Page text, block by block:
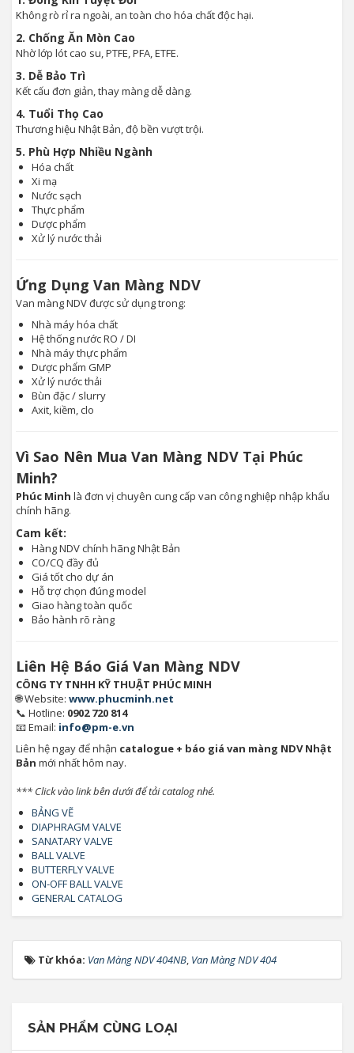
Không rò rỉ ra ngoài, an toàn cho hóa chất độc hại.
2. Chống Ăn Mòn Cao
Nhờ lớp lót cao su, PTFE, PFA, ETFE.
3. Dễ Bảo Trì
Kết cấu đơn giản, thay màng dễ dàng.
4. Tuổi Thọ Cao
Thương hiệu Nhật Bản, độ bền vượt trội.
5. Phù Hợp Nhiều Ngành
Hóa chất
Xi mạ
Nước sạch
Thực phẩm
Dược phẩm
Xử lý nước thải
Ứng Dụng Van Màng NDV
Van màng NDV được sử dụng trong:
Nhà máy hóa chất
Hệ thống nước RO / DI
Nhà máy thực phẩm
Dược phẩm GMP
Xử lý nước thải
Bùn đặc / slurry
Axit, kiềm, clo
Vì Sao Nên Mua Van Màng NDV Tại Phúc
Minh?
Phúc Minh là đơn vị chuyên cung cấp van công nghiệp nhập khẩu
chính hãng.
Cam kết:
Hàng NDV chính hãng Nhật Bản
CO/CQ đầy đủ
Giá tốt cho dự án
Hỗ trợ chọn đúng model
Giao hàng toàn quốc
Bảo hành rõ ràng
Liên Hệ Báo Giá Van Màng NDV
CÔNG TY TNHH KỸ THUẬT PHÚC MINH
🌐 Website: www.phucminh.net
📞 Hotline: 0902 720 814
📧 Email: info@pm-e.vn
Liên hệ ngay để nhận catalogue + báo giá van màng NDV Nhật
Bản mới nhất hôm nay.
*** Click vào link bên dưới để tải catalog nhé.
BẢNG VẼ
DIAPHRAGM VALVE
SANATARY VALVE
BALL VALVE
BUTTERFLY VALVE
ON-OFF BALL VALVE
GENERAL CATALOG
Từ khóa: Van Màng NDV 404NB, Van Màng NDV 404
SẢN PHẨM CÙNG LOẠI